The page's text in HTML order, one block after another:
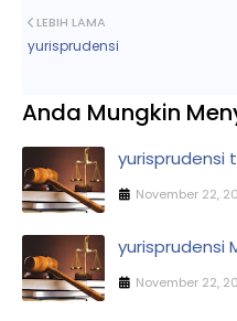
LEBIH LAMA
yurisprudensi
Anda Mungkin
yurisprudensi
November 22,
yurisprudensi
November 22,